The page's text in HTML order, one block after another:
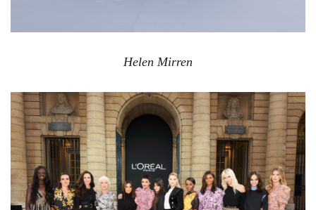
Helen Mirren